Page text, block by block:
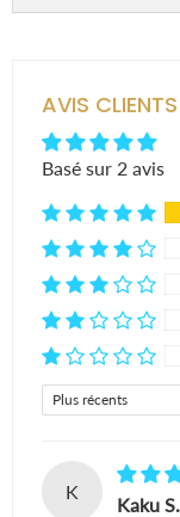
AVIS CLIENTS
Basé sur 2 avis
Sort by
K
Kaku S.